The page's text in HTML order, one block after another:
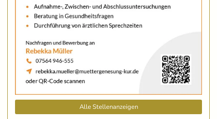
Alle Stellenanzeigen